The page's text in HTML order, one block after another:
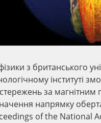
з британського
інституті
за магнітним
напрямку
of the National